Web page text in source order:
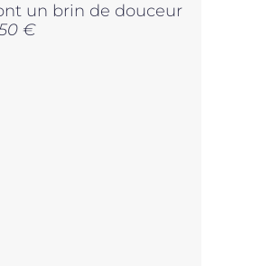
un brin de douceur
€